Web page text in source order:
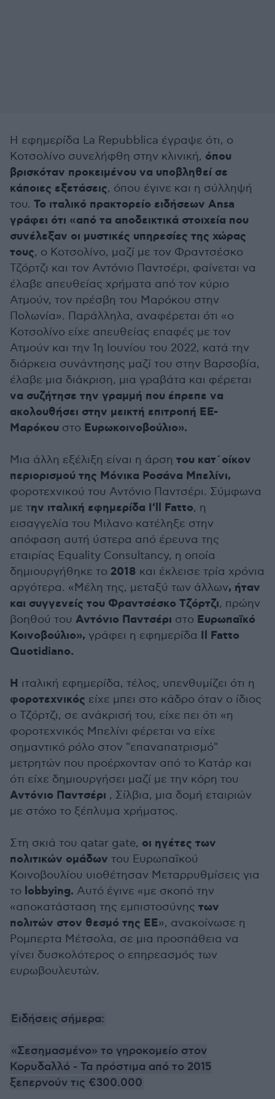
Η εφημερίδα La Repubblica έγραψε ότι, ο
Κοτσολίνο συνελήφθη στην κλινική, όπου
βρισκόταν προκειμένου να υποβληθεί σε
κάποιες εξετάσεις, όπου έγινε και η σύλληψή
του. Το ιταλικό πρακτορείο ειδήσεων Ansa
γράφει ότι «από τα αποδεικτικά στοιχεία που
συνέλεξαν οι μυστικές υπηρεσίες της χώρας
τους, ο Κοτσολίνο, μαζί με τον Φραντσέσκο
Τζόρτζι και τον Αντόνιο Παντσέρι, φαίνεται να
έλαβε απευθείας χρήματα από τον κύριο
Ατμούν, τον πρέσβη του Μαρόκου στην
Πολωνία». Παράλληλα, αναφέρεται ότι «ο
Κοτσολίνο είχε απευθείας επαφές με τον
Ατμούν και την 1η Ιουνίου του 2022, κατά την
διάρκεια συνάντησης μαζί του στην Βαρσοβία,
έλαβε μια διάκριση, μια γραβάτα και φέρεται
να συζήτησε την γραμμή που έπρεπε να
ακολουθήσει στην μεικτή επιτροπή ΕΕ-
Mαρόκου στο Ευρωκοινοβούλιο».
Μια άλλη εξέλιξη είναι η άρση του κατ΄οίκον
περιορισμού της Μόνικα Ροσάνα Μπελίνι,
φοροτεχνικού του Αντόνιο Παντσέρι. Σύμφωνα
με την ιταλική εφημερίδα I’ll Fatto, η
εισαγγελία του Μιλανο κατέληξε στην
απόφαση αυτή ύστερα από έρευνα της
εταιρίας Εquality Consultancy, η οποία
δημιουργήθηκε το 2018 και έκλεισε τρία χρόνια
αργότερα. «Μέλη της, μεταξύ των άλλων, ήταν
και συγγενείς του Φραντσέσκο Τζόρτζι, πρώην
βοηθού του Αντόνιο Παντσέρι στο Ευρωπαϊκό
Κοινοβούλιο», γράφει η εφημερίδα Il Fatto
Quotidiano.
H ιταλική εφημερίδα, τέλος, υπενθυμίζει ότι η
φοροτεχνικός είχε μπει στο κάδρο όταν ο ίδιος
ο Τζόρτζι, σε ανάκρισή του, είχε πει ότι «η
φοροτεχνικός Μπελίνι φέρεται να είχε
σημαντικό ρόλο στον "επαναπατρισμό"
μετρητών που προέρχονταν από το Κατάρ και
ότι είχε δημιουργήσει μαζί με την κόρη του
Αντόνιο Παντσέρι , Σίλβια, μια δομή εταιριών
με στόχο το ξέπλυμα χρήματος.
Στη σκιά του qatar gate, οι ηγέτες των
πολιτικών ομάδων του Ευρωπαϊκού
Κοινοβουλίου υιοθέτησαν Μεταρρυθμίσεις για
το lobbying. Αυτό έγινε «με σκοπό την
«αποκατάσταση της εμπιστοσύνης των
πολιτών στον θεσμό της ΕΕ», ανακοίνωσε η
Ρομπερτα Μέτσολα, σε μια προσπάθεια να
γίνει δυσκολότερος ο επηρεασμός των
ευρωβουλευτών.
Ειδήσεις σήμερα:
«Σεσημασμένο» το γηροκομείο στον
Κορυδαλλό - Τα πρόστιμα από το 2015
ξεπερνούν τις €300.000